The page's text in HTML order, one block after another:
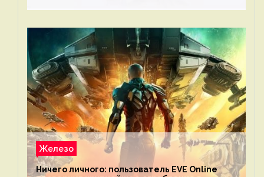
Железо
Ничего личного: пользователь EVE Online